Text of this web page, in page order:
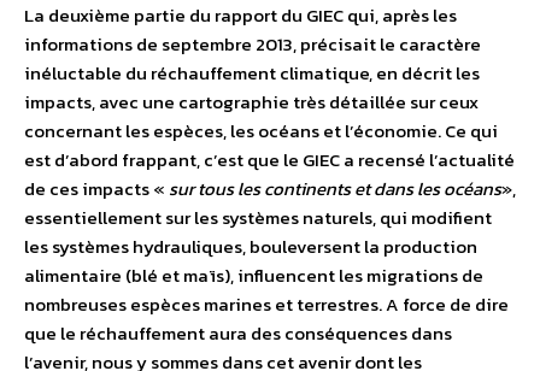
La deuxième partie du rapport du GIEC qui, après les
informations de septembre 2013, précisait le caractère
inéluctable du réchauffement climatique, en décrit les
impacts, avec une cartographie très détaillée sur ceux
concernant les espèces, les océans et l’économie. Ce qui
est d’abord frappant, c’est que le GIEC a recensé l’actualité
de ces impacts « sur tous les continents et dans les océans»,
essentiellement sur les systèmes naturels, qui modifient
les systèmes hydrauliques, bouleversent la production
alimentaire (blé et maïs), influencent les migrations de
nombreuses espèces marines et terrestres. A force de dire
que le réchauffement aura des conséquences dans
l’avenir, nous y sommes dans cet avenir dont les